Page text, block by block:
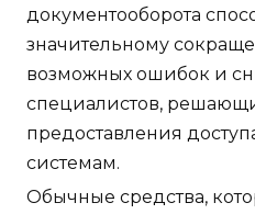
документооборота
значительному
возможных ошибок и
специалистов,
предоставления
системам.
Обычные средства,